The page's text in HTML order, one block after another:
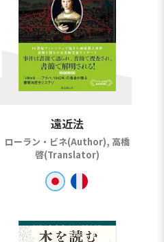
遠近法
ローラン・ビネ(Author), 高橋
啓(Translator)